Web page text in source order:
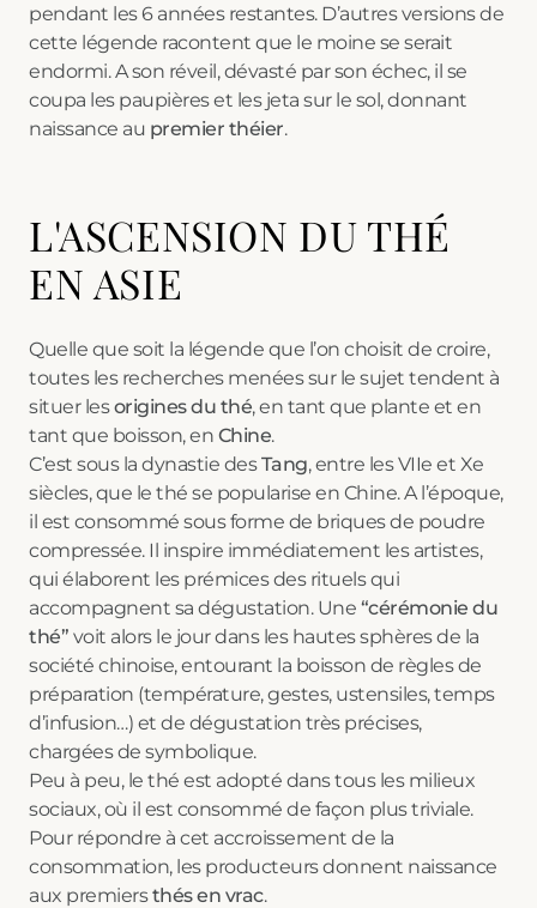
pendant les 6 années restantes. D’autres versions de
cette légende racontent que le moine se serait
endormi. A son réveil, dévasté par son échec, il se
coupa les paupières et les jeta sur le sol, donnant
naissance au premier théier.
L'ASCENSION DU THÉ
EN ASIE
Quelle que soit la légende que l’on choisit de croire,
toutes les recherches menées sur le sujet tendent à
situer lesorigines du thé, en tant que plante et en
tant que boisson, en Chine.
C’est sous la dynastie desTang, entre les VIIe et Xe
siècles, que le thé se popularise en Chine. A l’époque,
il est consommé sous forme de briques de poudre
compressée. Il inspire immédiatement les artistes,
qui élaborent les prémices des rituels qui
accompagnent sa dégustation. Une “cérémonie du
thé” voit alors le jour dans les hautes sphères de la
société chinoise, entourant la boisson de règles de
préparation (température, gestes, ustensiles, temps
d’infusion…) et de dégustation très précises,
chargées de symbolique.
Peu à peu, le thé est adopté dans tous les milieux
sociaux, où il est consommé de façon plus triviale.
Pour répondre à cet accroissement de la
consommation, les producteurs donnent naissance
aux premiersthés en vrac.